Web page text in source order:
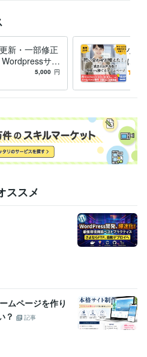
Adobe XD:6年
年Google Analytics:7年
年Word:20年 Excel:20年
ームページ制作　デザイン～サイト
病院
ンディングページの原稿作成
カー 建設 金融
エネルギー
年2月
1996年3月 ~ 1996年6月
1996年6月 ~ 1996年8月
新・一部修正
サイ
ブルなどもご
5,000 円
小さ
に強
平日
一気
ススメ
ムページを作り
？
記事